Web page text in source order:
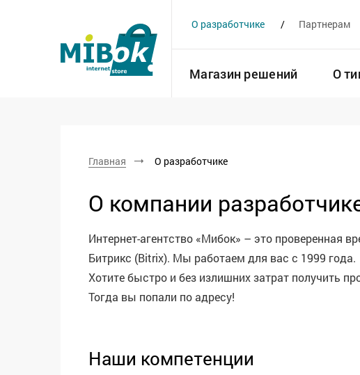
О разработчике Партнерам
Магазин решений О
Главная О разработчике
О компании
Интернет-агентство «Мибок» – это проверенная
Битрикс (Bitrix). Мы работаем для вас с 1999 года.
Хотите быстро и без излишних затрат получить
Тогда вы попали по адресу!
Наши компетенции